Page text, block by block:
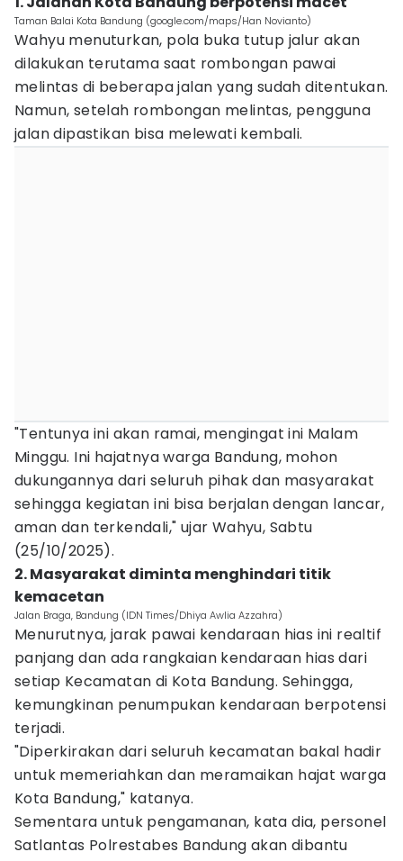
Taman Balai Kota Bandung (google.com/maps/Han Novianto)
Wahyu menuturkan, pola buka tutup jalur akan
dilakukan terutama saat rombongan pawai
melintas di beberapa jalan yang sudah ditentukan.
Namun, setelah rombongan melintas, pengguna
jalan dipastikan bisa melewati kembali.
"Tentunya ini akan ramai, mengingat ini Malam
Minggu. Ini hajatnya warga Bandung, mohon
dukungannya dari seluruh pihak dan masyarakat
sehingga kegiatan ini bisa berjalan dengan lancar,
aman dan terkendali," ujar Wahyu, Sabtu
(25/10/2025).
2. Masyarakat diminta menghindari titik
kemacetan
Jalan Braga, Bandung (IDN Times/Dhiya Awlia Azzahra)
Menurutnya, jarak pawai kendaraan hias ini realtif
panjang dan ada rangkaian kendaraan hias dari
setiap Kecamatan di Kota Bandung. Sehingga,
kemungkinan penumpukan kendaraan berpotensi
terjadi.
"Diperkirakan dari seluruh kecamatan bakal hadir
untuk memeriahkan dan meramaikan hajat warga
Kota Bandung," katanya.
Sementara untuk pengamanan, kata dia, personel
Satlantas Polrestabes Bandung akan dibantu